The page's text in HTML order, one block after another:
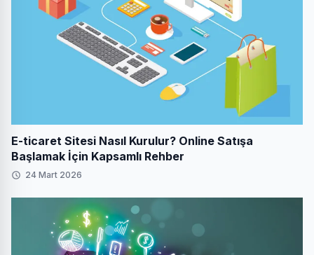
E-ticaret Sitesi Nasıl Kurulur? Online Satışa
Başlamak İçin Kapsamlı Rehber
24 Mart 2026